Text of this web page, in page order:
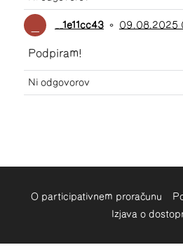
__1e11cc43 • 09.08.2025
Podpiram!
Ni odgovorov
O participativnem proračunu
Izjava o